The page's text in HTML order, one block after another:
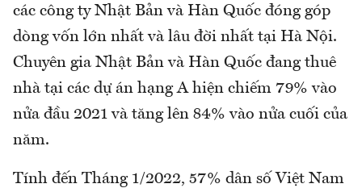
các công ty Nhật Bản và Hàn Quốc đóng góp
dòng vốn lớn nhất và lâu đời nhất tại Hà Nội.
Chuyên gia Nhật Bản và Hàn Quốc đang thuê
nhà tại các dự án hạng A hiện chiếm 79% vào
nửa đầu 2021 và tăng lên 84% vào nửa cuối của
năm.
Tính đến Tháng 1/2022, 57% dân số Việt Nam